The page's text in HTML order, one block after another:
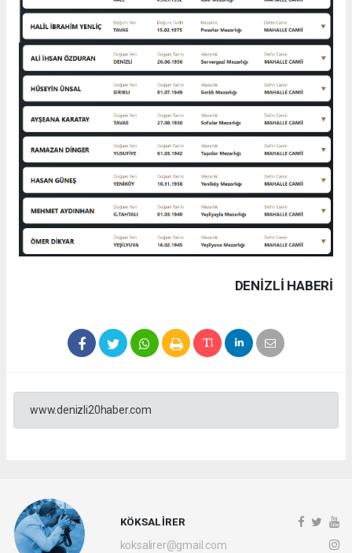
DENIZLI HABERİ
www.denizli20haber.com
KÖKSAL İRER
koksalirer@gmail.com